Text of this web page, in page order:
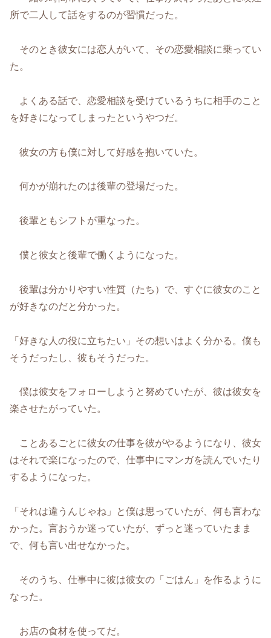
所で二人して話をするのが習慣だった。
そのとき彼女には恋人がいて、その恋愛相談に乗ってい
た。
よくある話で、恋愛相談を受けているうちに相手のこと
を好きになってしまったというやつだ。
彼女の方も僕に対して好感を抱いていた。
何かが崩れたのは後輩の登場だった。
後輩ともシフトが重なった。
僕と彼女と後輩で働くようになった。
後輩は分かりやすい性質（たち）で、すぐに彼女のこと
が好きなのだと分かった。
「好きな人の役に立ちたい」その想いはよく分かる。僕も
そうだったし、彼もそうだった。
僕は彼女をフォローしようと努めていたが、彼は彼女を
楽させたがっていた。
ことあるごとに彼女の仕事を彼がやるようになり、彼女
はそれで楽になったので、仕事中にマンガを読んでいたり
するようになった。
「それは違うんじゃね」と僕は思っていたが、何も言わな
かった。言おうか迷っていたが、ずっと迷っていたまま
で、何も言い出せなかった。
そのうち、仕事中に彼は彼女の「ごはん」を作るように
なった。
お店の食材を使ってだ。